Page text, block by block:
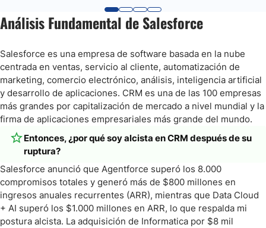
Análisis Fundamental de Salesforce
Salesforce es una empresa de software basada en la nube
centrada en ventas, servicio al cliente, automatización de
marketing, comercio electrónico, análisis, inteligencia artificial
y desarrollo de aplicaciones. CRM es una de las 100 empresas
más grandes por capitalización de mercado a nivel mundial y la
firma de aplicaciones empresariales más grande del mundo.
Entonces, ¿por qué soy alcista en CRM después de su
ruptura?
Salesforce anunció que Agentforce superó los 8.000
compromisos totales y generó más de $800 millones en
ingresos anuales recurrentes (ARR), mientras que Data Cloud
+ AI superó los $1.000 millones en ARR, lo que respalda mi
postura alcista. La adquisición de Informatica por $8 mil